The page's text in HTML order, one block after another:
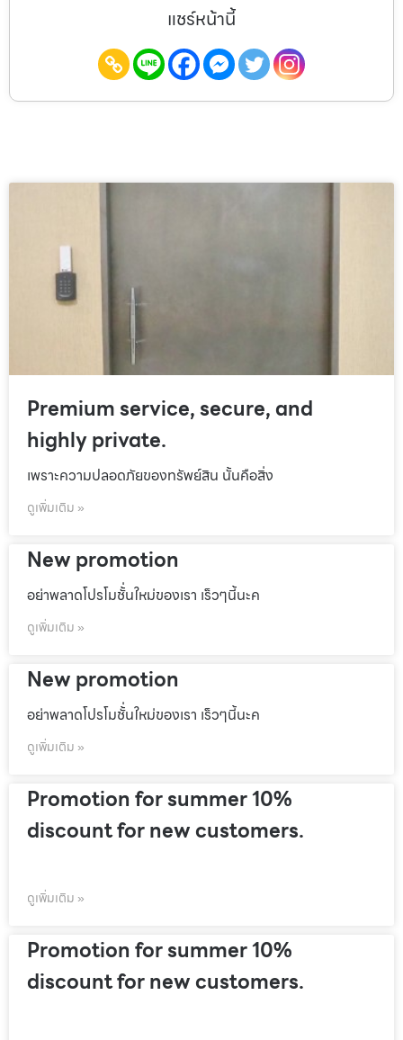
แชร์หน้านี้
Premium service, secure, and
highly private.
เพราะความปลอดภัยของทรัพย์สิน นั้นคือสิ่ง
ดูเพิ่มเติม »
New promotion
อย่าพลาดโปรโมชั้่นใหม่ของเรา เร็วๆนี้นะค
ดูเพิ่มเติม »
New promotion
อย่าพลาดโปรโมชั้่นใหม่ของเรา เร็วๆนี้นะค
ดูเพิ่มเติม »
Promotion for summer 10%
discount for new customers.
ดูเพิ่มเติม »
Promotion for summer 10%
discount for new customers.